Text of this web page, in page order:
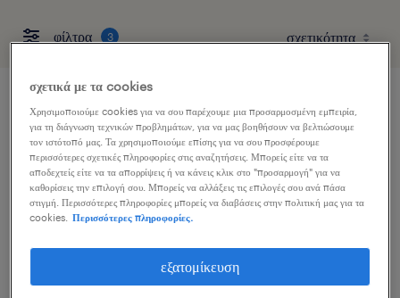
φίλτρα 3
picker
οινόφυτα, central greece
μόνιμη
δημοσιεύτηκε 4 αυγούστου 2026
σχετικά με τα cookies
Χρησιμοποιούμε cookies για να σου παρέχουμε μια προσαρμοσμένη εμπειρία,
για τη διάγνωση τεχνικών προβλημάτων, για να μας βοηθήσουν να βελτιώσουμε
τον ιστότοπό μας. Τα χρησιμοποιούμε επίσης για να σου προσφέρουμε
περισσότερες σχετικές πληροφορίες στις αναζητήσεις. Μπορείς είτε να τα
αποδεχτείς είτε να τα απορρίψεις ή να κάνεις κλικ στο "προσαρμογή" για να
καθορίσεις την επιλογή σου. Μπορείς να αλλάξεις τις επιλογές σου ανά πάσα
στιγμή. Περισσότερες πληροφορίες μπορείς να διαβάσεις στην πολιτική μας για τα
cookies.
Περισσότερες πληροφορίες.
εξατομίκευση